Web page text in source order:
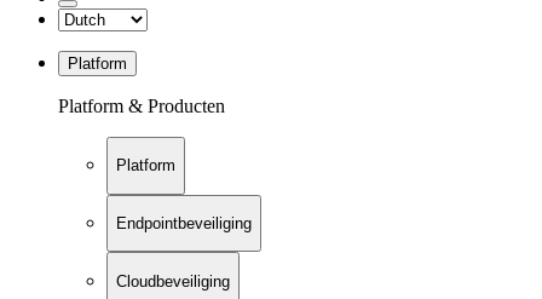
Platform
Platform & Producten
Platform
Endpointbeveiliging
Cloudbeveiliging